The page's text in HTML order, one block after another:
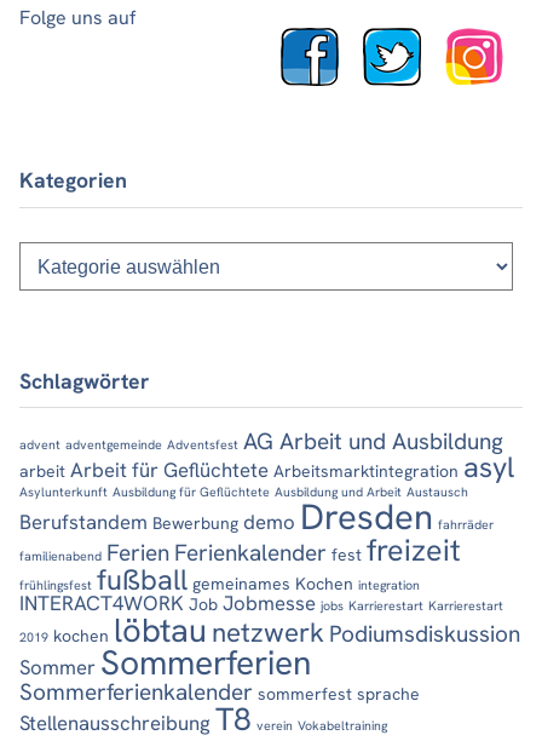
Folge uns auf
Kategorien
Kategorien
Schlagwörter
advent adventgemeinde Adventsfest AG Arbeit und Ausbildung
arbeit Arbeit für Geflüchtete Arbeitsmarktintegration asyl
Asylunterkunft Ausbildung für Geflüchtete Ausbildung und Arbeit Austausch
Berufstandem Bewerbung demo Dresden fahrräder
familienabend Ferien Ferienkalender fest freizeit
frühlingsfest fußball gemeinames Kochen integration
INTERACT4WORK Job Jobmesse jobs Karrierestart Karrierestart
2019 kochen löbtau netzwerk Podiumsdiskussion
Sommer Sommerferien
Sommerferienkalender sommerfest sprache
Stellenausschreibung T8 verein Vokabeltraining